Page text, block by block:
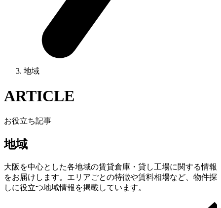
地域
ARTICLE
お役立ち記事
地域
大阪を中心とした各地域の賃貸倉庫・貸し工場に関する情報
をお届けします。エリアごとの特徴や賃料相場など、物件探
しに役立つ地域情報を掲載しています。